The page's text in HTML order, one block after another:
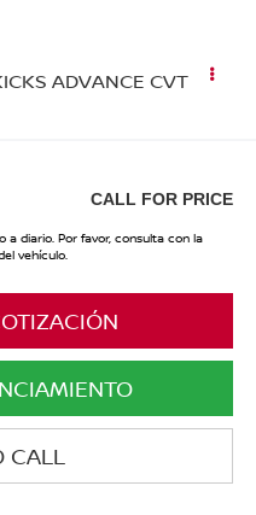
ADVANCE CVT
CALL FOR PRICE
diario. Por favor, consulta con la
vehículo.
CALL